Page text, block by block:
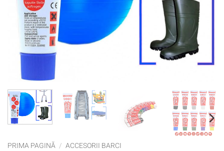
PRIMA PAGINĂ / ACCESORII BARCI